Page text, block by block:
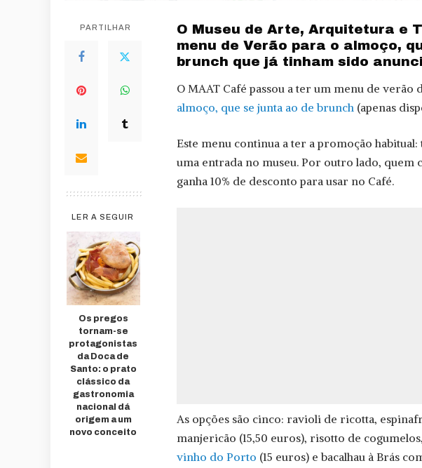
PARTILHAR
LER A SEGUIR
Os pregos
tornam-se
protagonistas
da Doca de
Santo: o prato
clássico da
gastronomia
nacional dá
origem a um
novo conceito
O Museu de Arte, Arquitetura e
menu de Verão para o almoço,
brunch que já tinham sido
O MAAT Café passou a ter um menu de
almoço, que se junta ao de brunch (apenas
Este menu continua a ter a promoção
uma entrada no museu. Por outro lado, quem
ganha 10% de desconto para usar no Café.
As opções são cinco: ravioli de ricotta,
manjericão (15,50 euros), risotto de
vinho do Porto (15 euros) e bacalhau à Brás